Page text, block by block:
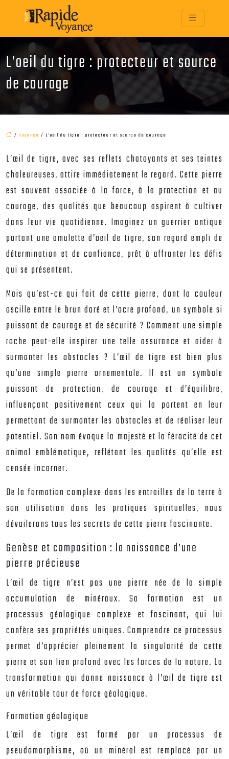
L’oeil du tigre : protecteur et source
de courage
/ Voyance / L’oeil du tigre : protecteur et source de courage
L’œil de tigre, avec ses reflets chatoyants et ses teintes
chaleureuses, attire immédiatement le regard. Cette pierre
est souvent associée à la force, à la protection et au
courage, des qualités que beaucoup aspirent à cultiver
dans leur vie quotidienne. Imaginez un guerrier antique
portant une amulette d’oeil de tigre, son regard empli de
détermination et de confiance, prêt à affronter les défis
qui se présentent.
Mais qu’est-ce qui fait de cette pierre, dont la couleur
oscille entre le brun doré et l’ocre profond, un symbole si
puissant de courage et de sécurité ? Comment une simple
roche peut-elle inspirer une telle assurance et aider à
surmonter les obstacles ? L’œil de tigre est bien plus
qu’une simple pierre ornementale. Il est un symbole
puissant de protection, de courage et d’équilibre,
influençant positivement ceux qui la portent en leur
permettant de surmonter les obstacles et de réaliser leur
potentiel. Son nom évoque la majesté et la férocité de cet
animal emblématique, reflétant les qualités qu’elle est
censée incarner.
De la formation complexe dans les entrailles de la terre à
son utilisation dans les pratiques spirituelles, nous
dévoilerons tous les secrets de cette pierre fascinante.
Genèse et composition : la naissance d’une
pierre précieuse
L’œil de tigre n’est pas une pierre née de la simple
accumulation de minéraux. Sa formation est un
processus géologique complexe et fascinant, qui lui
confère ses propriétés uniques. Comprendre ce processus
permet d’apprécier pleinement la singularité de cette
pierre et son lien profond avec les forces de la nature. La
transformation qui donne naissance à l’œil de tigre est
un véritable tour de force géologique.
Formation géologique
L’œil de tigre est formé par un processus de
pseudomorphisme, où un minéral est remplacé par un